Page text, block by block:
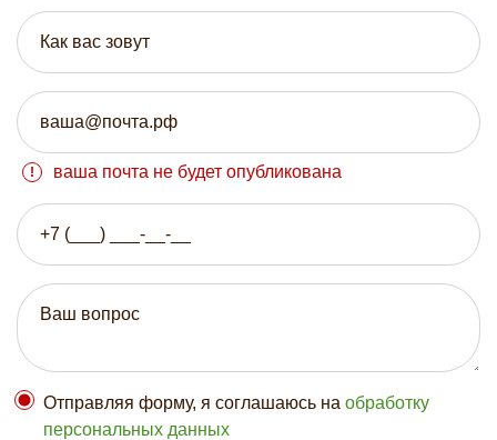
ваша почта не будет опубликована
Отправляя форму, я соглашаюсь на обработку
персональных данных